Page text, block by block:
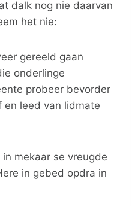
dalk nog nie daarvan
het nie:
gereeld gaan
onderlinge
probeer bevorder
en leed van lidmate
mekaar se vreugde
in gebed opdra in